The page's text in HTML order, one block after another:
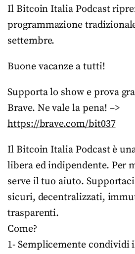
Il Bitcoin Italia Podcast
programmazione
settembre.
Buone vacanze a tutti!
Supporta lo show e prova
Brave. Ne vale la pena! –>
https://brave.com/bit037
Il Bitcoin Italia Podcast è
libera ed indipendente. Per
serve il tuo aiuto.
sicuri, decentralizzati,
trasparenti.
Come?
1- Semplicemente condividi